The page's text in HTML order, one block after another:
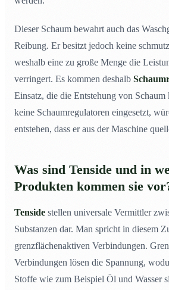
Dieser Schaum bewahrt auch das
Reibung. Er besitzt jedoch keine
weshalb eine zu große Menge die
verringert. Es kommen deshalb
Einsatz, die die Entstehung von
keine Schaumregulatoren eingesetzt,
entstehen, dass er aus der Maschine
Was sind Tenside und in
Produkten kommen sie
Tenside stellen universale Vermittler
Substanzen dar. Man spricht in diesem
grenzflächenaktiven Verbindungen.
Verbindungen lösen die Spannung,
Stoffe wie zum Beispiel Öl und Wasser